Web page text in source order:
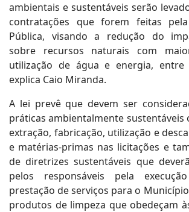
ambientais e sustentáveis serão
contratações que forem feitas
Pública, visando a redução do
sobre recursos naturais com
utilização de água e energia,
explica Caio Miranda.
A lei prevê que devem ser
práticas ambientalmente sustentáveis
extração, fabricação, utilização e
e matérias-primas nas licitações e
de diretrizes sustentáveis que
pelos responsáveis pela
prestação de serviços para o
produtos de limpeza que obedeçam